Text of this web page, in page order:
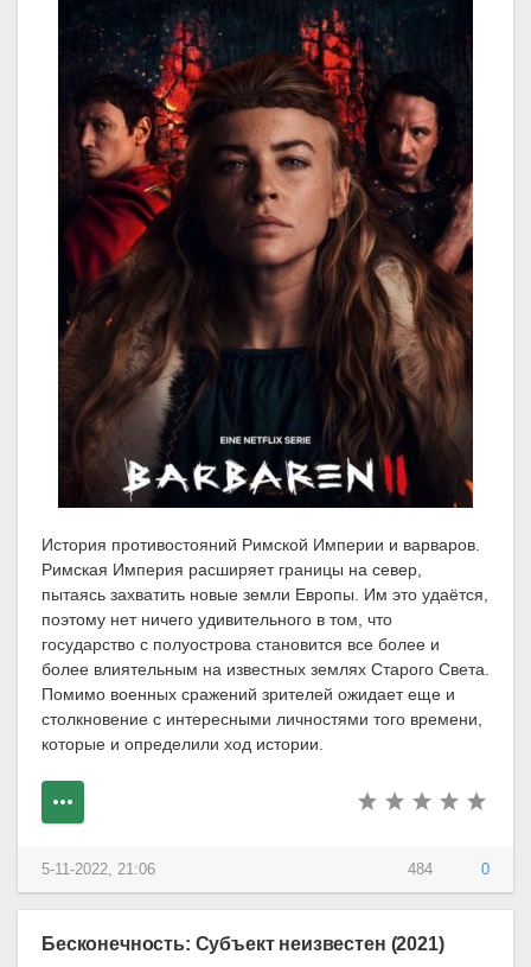
История противостояний Римской Империи и варваров.
Римская Империя расширяет границы на север,
пытаясь захватить новые земли Европы. Им это удаётся,
поэтому нет ничего удивительного в том, что
государство с полуострова становится все более и
более влиятельным на известных землях Старого Света.
Помимо военных сражений зрителей ожидает еще и
столкновение с интересными личностями того времени,
которые и определили ход истории.
484 0
5-11-2022, 21:06
Бесконечность: Субъект неизвестен (2021)